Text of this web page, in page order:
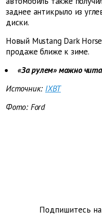
заднее антикрыло из
диски.
Новый Mustang Dark
продаже ближе к зиме.
«За рулем» можно
Источник: IXBT
Фото: Ford
Подпишитесь